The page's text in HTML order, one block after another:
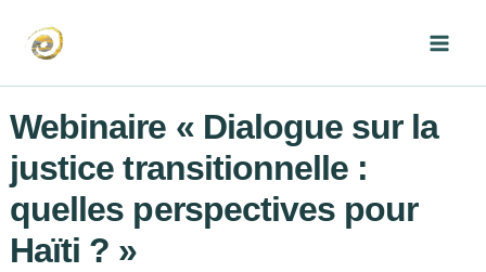
contenu
Webinaire « Dialogue sur la
justice transitionnelle :
quelles perspectives pour
Haïti ? »